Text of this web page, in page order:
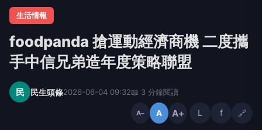
生活情報
foodpanda 搶運動經濟商機 二度攜
手中信兄弟造年度策略聯盟
民 民生頭條2026-06-04 09:32📖 3 分鐘閱讀
A− A A+ L f 🔗